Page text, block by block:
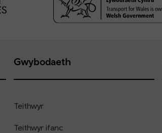
Gwybodaeth
Teithwyr
Teithwyr ifanc